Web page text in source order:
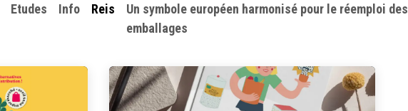
Etudes Info Reis
Un symbole européen harmonisé pour le réemploi des
emballages